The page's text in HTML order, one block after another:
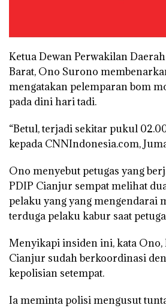
Ketua Dewan Perwakilan Daerah
Barat, Ono Surono
mengatakan pelemparan bom
pada dini hari tadi.
“Betul, terjadi sekitar pukul
kepada CNNIndonesia.com,
Ono menyebut petugas yang
PDIP Cianjur sempat melihat
pelaku yang yang mengendarai
terduga pelaku kabur saat
Menyikapi insiden ini, kata Ono,
Cianjur sudah berkoordinasi
kepolisian setempat.
Ia meminta polisi mengusut